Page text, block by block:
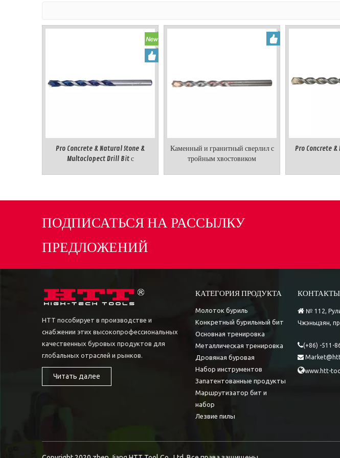
Pro Concrete & Natural Stone &
Multoclopect Drill Bit с
Каменный и гранитный сверлил с
тройным хвостовиком
Pro Concrete
ПОДПИСАТЬСЯ НА РАССЫЛКУ
ПРЕДЛОЖЕНИЙ
HTT пособирует в производстве и
снабжении этих высокопрофессиональных
качественных буровых продуктов для
глобальных отраслей и рынков.
Читать далее
КАТЕГОРИЯ ПРОДУКТА
Молоток буриль
Конкретный бурильный бит
Основная тренировка
Металлическая тренировка
Дровяная буровая
Набор инструментов
Запатентованные продукты
Маршрутизатор бит и
набор
Лезвие пилы
КОНТАКТЫ
 № 112,
Чжэньцзян,
(+86) -511-

www.htt-